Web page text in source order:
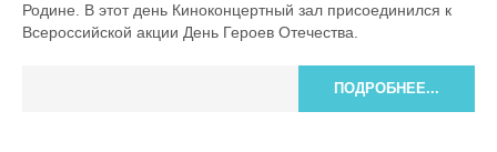
Родине. В этот день Киноконцертный зал присоединился к
Всероссийской акции День Героев Отечества.
ПОДРОБНЕЕ...